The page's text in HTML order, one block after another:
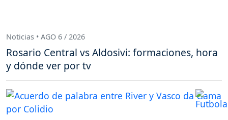
Noticias • AGO 6 / 2026
Rosario Central vs Aldosivi: formaciones, hora
y dónde ver por tv